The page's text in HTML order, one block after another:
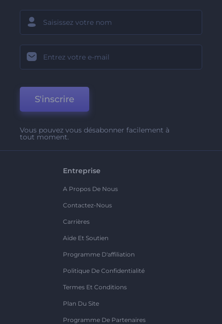
S'inscrire
Vous pouvez vous désabonner facilement à
tout moment.
Entreprise
A Propos De Nous
Contactez-Nous
Carrières
Aide Et Soutien
Programme D'affiliation
Politique De Confidentialité
Termes Et Conditions
Plan Du Site
Programme De Partenaires